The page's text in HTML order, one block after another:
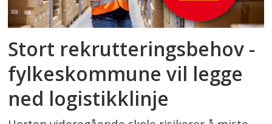
Stort rekrutteringsbehov -
fylkeskommune vil legge
ned logistikklinje